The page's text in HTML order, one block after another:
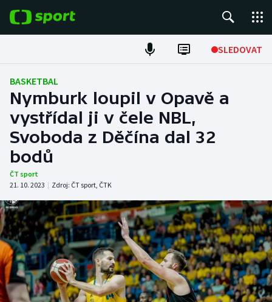
SLEDOVAT
Fotbal
Hokej
Tenis
Atletika
DALŠÍ SPORTY
Americký fotbal
Baseball a softbal
NEPŘEHLÉDNĚTE
Soutěže
BASKETBAL
Nymburk loupil v Opavě a
vystřídal ji v čele NBL,
Svoboda z Děčína dal 32
bodů
ČT sport
21. 10. 2023 | Zdroj: ČT sport, ČTK